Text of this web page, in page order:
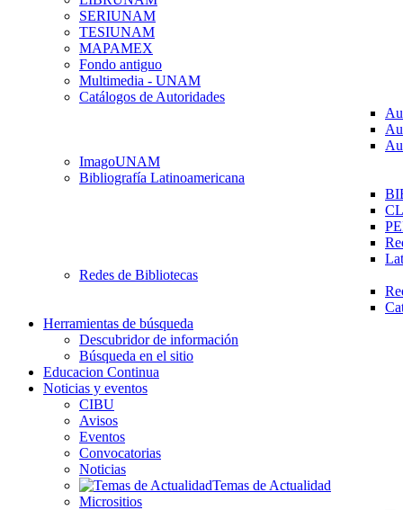
SERIUNAM
TESIUNAM
MAPAMEX
Fondo antiguo
Multimedia - UNAM
Catálogos de Autoridades
ImagoUNAM
Bibliografía Latinoamericana
Redes de Bibliotecas
Herramientas de búsqueda
Descubridor de información
Búsqueda en el sitio
Educacion Continua
Noticias y eventos
CIBU
Avisos
Eventos
Convocatorias
Noticias
Temas de Actualidad
Micrositios